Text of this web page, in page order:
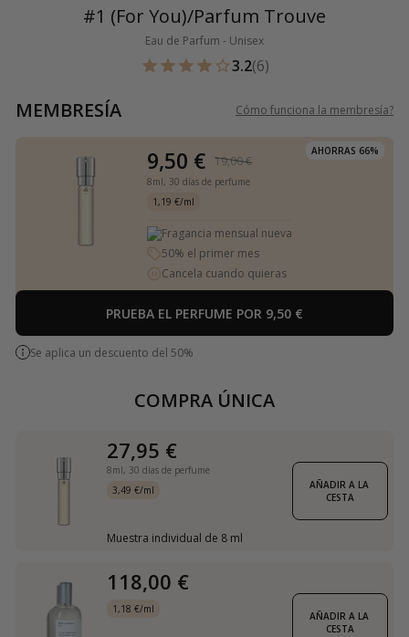
#1 (For You)/Parfum Trouve
Eau de Parfum - Unisex
3.2(6)
MEMBRESÍA Cómo funciona la membresía?
AHORRAS 66%
9,50 € 19,00 €
8ml, 30 días de perfume
1,19 €/ml
Fragancia mensual nueva
50% el primer mes
Cancela cuando quieras
PRUEBA EL PERFUME POR 9,50 €
Se aplica un descuento del 50%
COMPRA ÚNICA
27,95 €
8ml, 30 días de perfume
3,49 €/ml
Muestra individual de 8 ml
AÑADIR A LA
CESTA
118,00 €
1,18 €/ml
AÑADIR A LA
CESTA